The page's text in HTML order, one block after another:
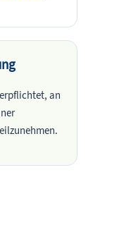
an